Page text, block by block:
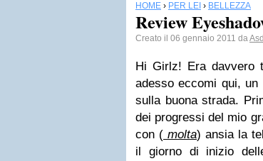
HOME › PER LEI › BELLEZZA
Review
Creato il 06 gennaio 2011 da
Hi Girlz! Era davvero
adesso eccomi qui, un
sulla buona strada.
dei progressi del mio
con ( molta) ansia la
il giorno di inizio